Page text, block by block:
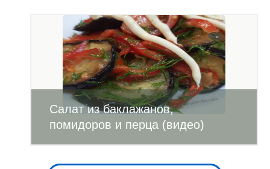
Салат из баклажанов,
помидоров и перца (видео)